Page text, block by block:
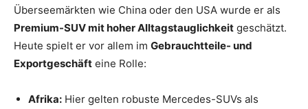
Überseemärkten wie China oder den USA wurde er als
Premium-SUV mit hoher Alltagstauglichkeit geschätzt.
Heute spielt er vor allem im Gebrauchtteile- und
Exportgeschäft eine Rolle:
Afrika: Hier gelten robuste Mercedes-SUVs als